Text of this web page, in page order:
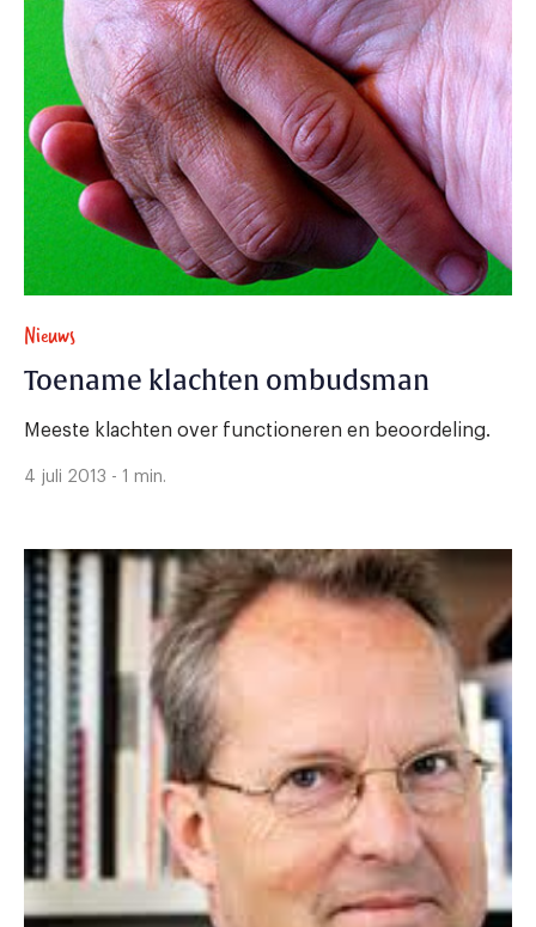
Nieuws
Toename klachten ombudsman
Meeste klachten over functioneren en beoordeling.
4 juli 2013 - 1 min.